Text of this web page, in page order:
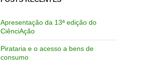
Apresentação da 13ª edição do
CiênciAção
Pirataria e o acesso a bens de
consumo